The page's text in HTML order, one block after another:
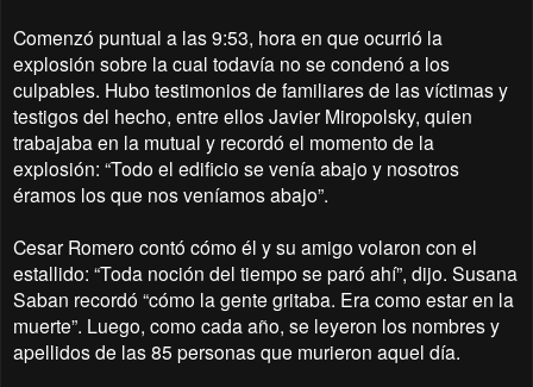
Comenzó puntual a las 9:53, hora en que ocurrió la
explosión sobre la cual todavía no se condenó a los
culpables. Hubo testimonios de familiares de las víctimas y
testigos del hecho, entre ellos Javier Miropolsky, quien
trabajaba en la mutual y recordó el momento de la
explosión: “Todo el edificio se venía abajo y nosotros
éramos los que nos veníamos abajo”.
Cesar Romero contó cómo él y su amigo volaron con el
estallido: “Toda noción del tiempo se paró ahí”, dijo. Susana
Saban recordó “cómo la gente gritaba. Era como estar en la
muerte”. Luego, como cada año, se leyeron los nombres y
apellidos de las 85 personas que murieron aquel día.